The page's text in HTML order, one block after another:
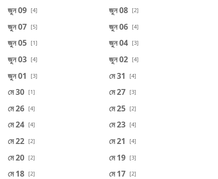
জুন 09 [4] জুন 08 [2]
জুন 07 [5] জুন 06 [4]
জুন 05 [1] জুন 04 [3]
জুন 03 [4] জুন 02 [4]
জুন 01 [3] মে 31 [4]
মে 30 [1] মে 27 [3]
মে 26 [4] মে 25 [2]
মে 24 [4] মে 23 [4]
মে 22 [2] মে 21 [4]
মে 20 [2] মে 19 [3]
মে 18 [2] মে 17 [2]